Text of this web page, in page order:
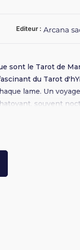
Editeur : Arcana
sont le Tarot de
du Tarot
lame. Un
souvent
références